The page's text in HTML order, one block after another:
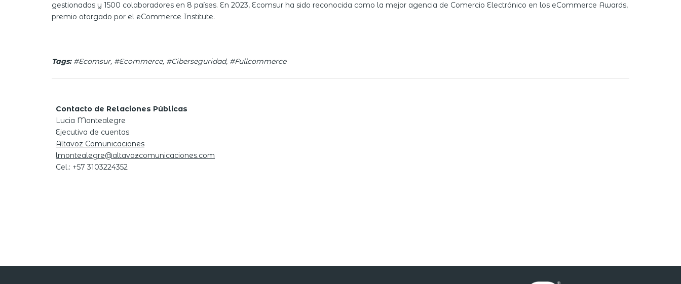
gestionadas y 1500 colaboradores en 8 países. En 2023, Ecomsur ha sido reconocida como la mejor agencia de Comercio Electrónico en los eCommerce Awards,
premio otorgado por el eCommerce Institute.
Tags: #Ecomsur, #Ecommerce, #Ciberseguridad, #Fullcommerce
Contacto de Relaciones Públicas
Lucia Montealegre
Ejecutiva de cuentas
Altavoz Comunicaciones
lmontealegre@altavozcomunicaciones.com
Cel.: +57 3103224352